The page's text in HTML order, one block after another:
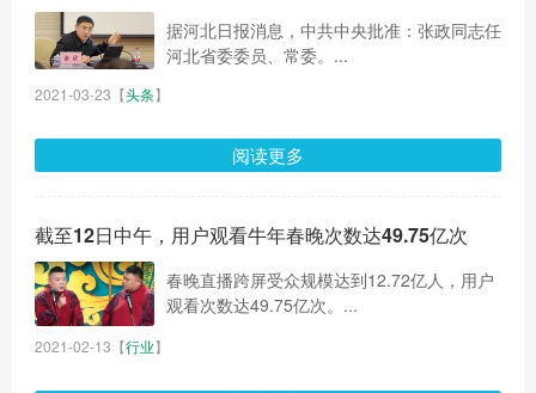
据河北日报消息，中共中央批准：张政同志任
河北省委委员、常委。...
2021-03-23 【头条】
阅读更多
截至12日中午，用户观看牛年春晚次数达49.75亿次
春晚直播跨屏受众规模达到12.72亿人，用户
观看次数达49.75亿次。...
2021-02-13 【行业】